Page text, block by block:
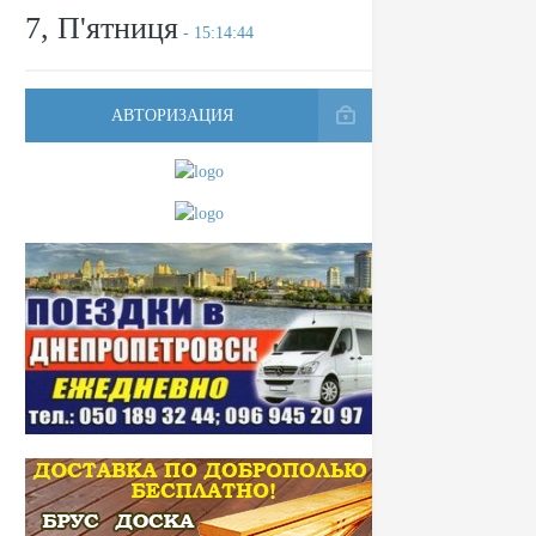
7, П'ятниця - 15:14:44
АВТОРИЗАЦИЯ